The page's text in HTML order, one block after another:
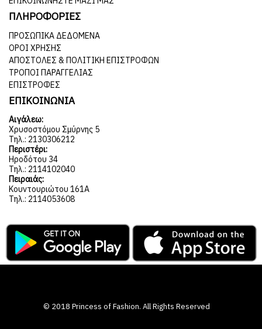
ΠΛΗΡΟΦΟΡΙΕΣ
ΠΡΟΣΩΠΙΚΆ ΔΕΔΟΜΈΝΑ
ΌΡΟΙ ΧΡΉΣΗΣ
ΑΠΟΣΤΟΛΈΣ & ΠΟΛΙΤΙΚΉ ΕΠΙΣΤΡΟΦΏΝ
ΤΡΌΠΟΙ ΠΑΡΑΓΓΕΛΊΑΣ
ΕΠΙΣΤΡΟΦΈΣ
ΕΠΙΚΟΙΝΩΝΙΑ
Αιγάλεω:
Χρυσοστόμου Σμύρνης 5
Τηλ.: 2130306212
Περιστέρι:
Ηροδότου 34
Τηλ.: 2114102040
Πειραιάς:
Κουντουριώτου 161Α
Τηλ.: 2114053608
© 2018 Princess of Fashion. All Rights Reserved